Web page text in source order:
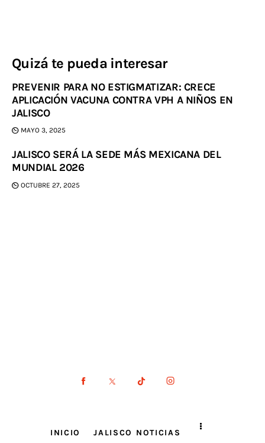
Quizá te pueda interesar
PREVENIR PARA NO ESTIGMATIZAR: CRECE
APLICACIÓN VACUNA CONTRA VPH A NIÑOS EN
JALISCO
MAYO 3, 2025
JALISCO SERÁ LA SEDE MÁS MEXICANA DEL
MUNDIAL 2026
OCTUBRE 27, 2025
INICIO JALISCO NOTICIAS